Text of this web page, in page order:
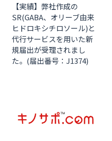
【実績】弊社作成の
SR(GABA、オリーブ由来
ヒドロキシチロソール)と
代行サービスを用いた新
規届出が受理されまし
た。(届出番号：J1374)